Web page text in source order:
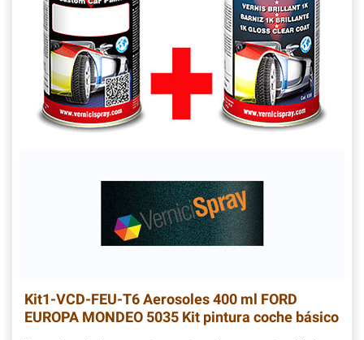
Kit1-VCD-FEU-T6Aerosoles 400 ml FORD
EUROPA MONDEO 5035 Kit pintura coche básico